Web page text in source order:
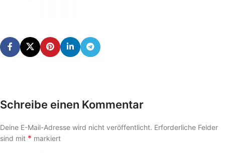
Schreibe einen Kommentar
Deine E-Mail-Adresse wird nicht veröffentlicht. Erforderliche Felder
sind mit * markiert